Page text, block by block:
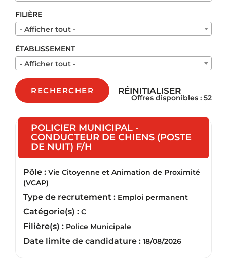
FILIÈRE
- Afficher tout -
ÉTABLISSEMENT
- Afficher tout -
RECHERCHER RÉINITIALISER
Offres disponibles : 52
POLICIER MUNICIPAL -
CONDUCTEUR DE CHIENS (POSTE
DE NUIT) F/H
Pôle : Vie Citoyenne et Animation de Proximité
(VCAP)
Type de recrutement : Emploi permanent
Catégorie(s) : C
Filière(s) : Police Municipale
Date limite de candidature : 18/08/2026